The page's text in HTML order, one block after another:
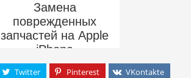
Замена
поврежденных
запчастей на Apple
iPhone
Twitter Pinterest
VKontakte